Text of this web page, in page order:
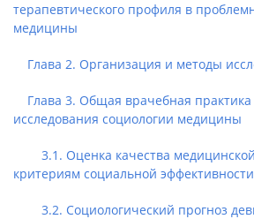
терапевтического профиля в
медицины
Глава 2. Организация и методы
Глава 3. Общая врачебная практика
исследования социологии медицины
3.1. Оценка качества
критериям социальной эффективности
3.2. Социологический прогноз